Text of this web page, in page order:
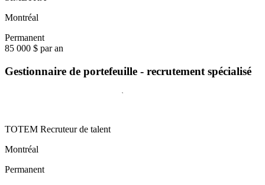
Montréal
Permanent
85 000 $ par an
Gestionnaire de portefeuille - recrutement spécialisé
TOTEM Recruteur de talent
Montréal
Permanent